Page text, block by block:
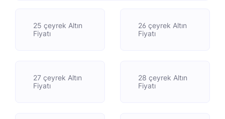
25 çeyrek Altın
Fiyatı
26 çeyrek Altın
Fiyatı
27 çeyrek Altın
Fiyatı
28 çeyrek Altın
Fiyatı